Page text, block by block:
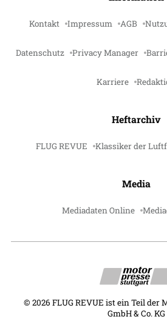
Kontakt Impressum AGB
Datenschutz Privacy Manager
Karriere
Heftarchiv
FLUG REVUE Klassiker der
Media
Mediadaten Online
© 2026 FLUG REVUE ist ein Teil der
GmbH & Co. KG